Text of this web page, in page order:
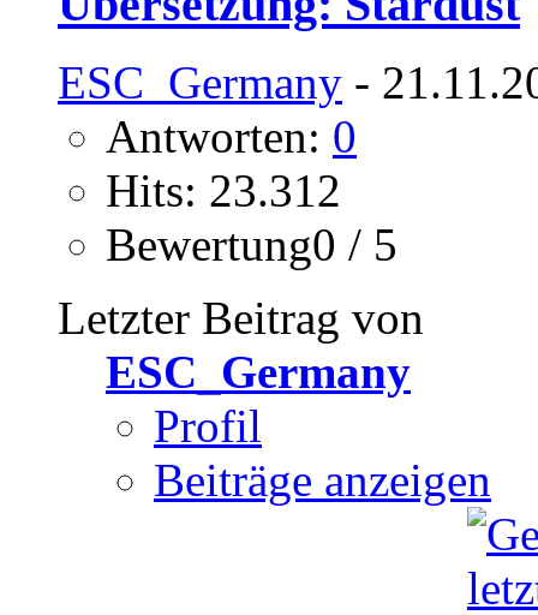
ESC_Germany -
Antworten: 0
Hits: 23.312
Bewertung0 / 5
Letzter Beitrag von
ESC_Germany
Profil
Beiträge anzeigen